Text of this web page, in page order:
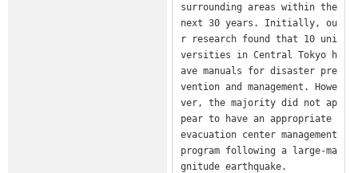
surrounding areas within the
next 30 years. Initially, ou
r research found that 10 uni
versities in Central Tokyo h
ave manuals for disaster pre
vention and management. Howe
ver, the majority did not ap
pear to have an appropriate
evacuation center management
program following a large-ma
gnitude earthquake.